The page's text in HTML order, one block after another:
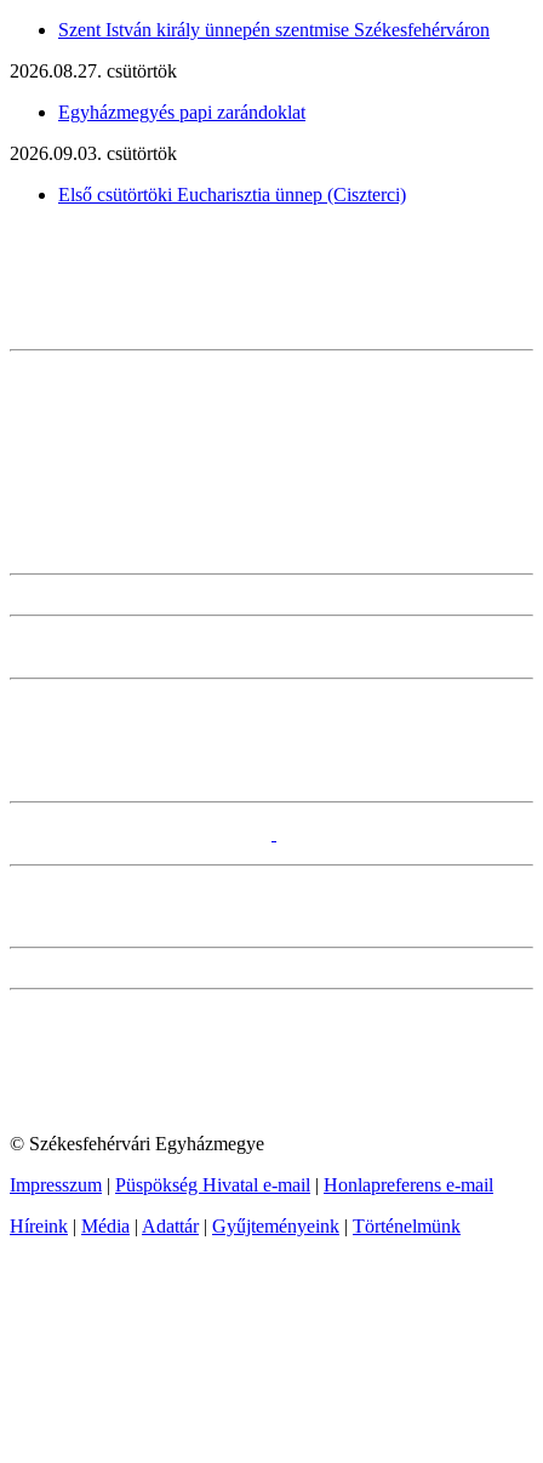
Szent István király ünnepén szentmise Székesfehérváron
2026.08.27. csütörtök
Egyházmegyés papi zarándoklat
2026.09.03. csütörtök
Első csütörtöki Eucharisztia ünnep (Ciszterci)
© Székesfehérvári Egyházmegye
Impresszum | Püspökség Hivatal e-mail | Honlapreferens e-mail
Híreink | Média | Adattár| Gyűjteményeink | Történelmünk